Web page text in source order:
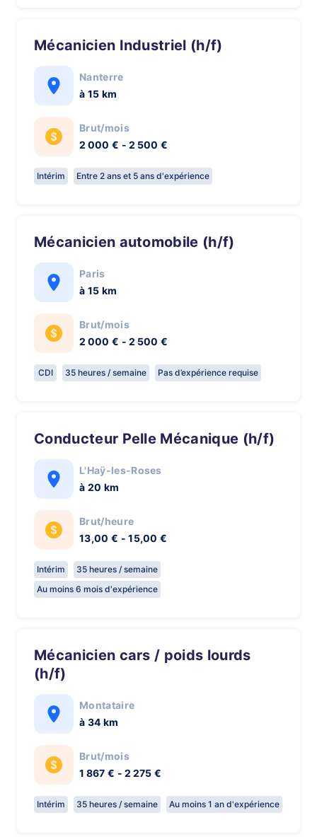
Mécanicien Industriel (h/f)
Nanterre
à 15 km
Brut/mois
2 000 € - 2 500 €
Intérim Entre 2 ans et 5 ans d'expérience
Mécanicien automobile (h/f)
Paris
à 15 km
Brut/mois
2 000 € - 2 500 €
CDI 35 heures / semaine Pas d’expérience requise
Conducteur Pelle Mécanique (h/f)
L'Haÿ-les-Roses
à 20 km
Brut/heure
13,00 € - 15,00 €
Intérim
35 heures / semaine
Au moins 6 mois d'expérience
Mécanicien cars / poids lourds
(h/f)
Montataire
à 34 km
Brut/mois
1 867 € - 2 275 €
Intérim 35 heures / semaine Au moins 1 an d'expérience